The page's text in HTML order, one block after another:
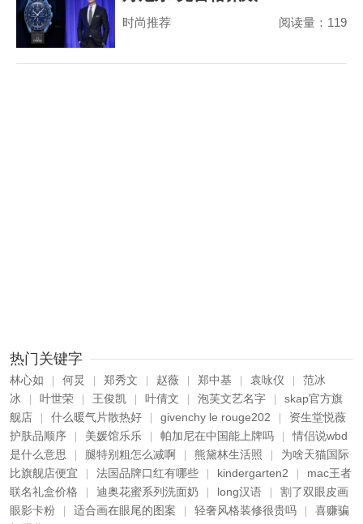
MoonSwatch 出席美国国
时尚推荐 阅读量：119
热门关键字
林心如 何炅 郑秀文 赵薇 郑中基 袁咏仪
范冰
冰
叶世荣 王俊凯 叶倩文 泡芙文艺名字
skap官方旗
舰店
什么暖气片散热好 givenchy le rouge202
资生堂悦薇
护肤品顺序
美媛馆乐乐 帕加尼在中国能上牌吗
情侣说wbd
是什么意思
腿特别粗怎么减啊 熊黛林生活照
为啥天猫国际
比旗舰店便宜
法国品牌口红有哪些 kindergarten2
mac王者
联名礼盒价格
迪奥花蜜系列洗面奶 long汉语
割了双眼皮画
眼影卡粉
适合画在眼尾的图案 轻奢风格装修很贵吗
喜赚骗